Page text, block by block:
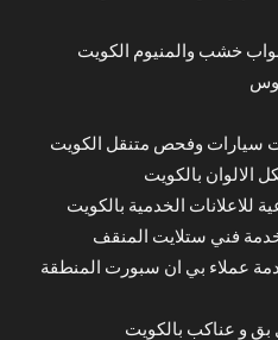
خشب والمنيوم الكويت
سيارات وفحص متنقل الكويت
الالوان بالكويت
للاعلانات الخدمية بالكويت
عملاء بي ان سبورت المنطقة
و عناكب بالكويت